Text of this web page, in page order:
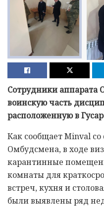
Сотрудники аппарата
воинскую часть
расположенную в
Как сообщает Minval
Омбудсмена, в ходе
карантинные
комнаты для
встреч, кухня и
были выявлены ряд